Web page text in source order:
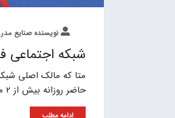
نویسنده صنایع
شبکه اجتماعی
متا که مالک اصلی
حاضر روزانه بیش از 2 میلیارد کاربر فعال دارد. در گزارش متا آمده است که
ادامه مطلب